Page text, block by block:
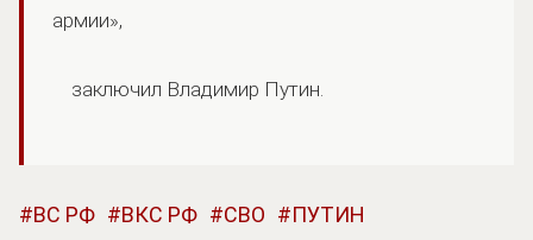
армии»,
заключил Владимир Путин.
ВС РФ ВКС РФ СВО
ПУТИН